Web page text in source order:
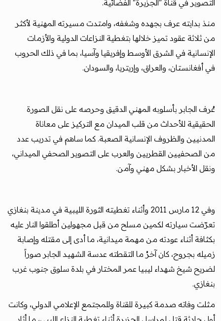
التصوير في قناة "الجزيرة" الفضائية.
منذ بدايته عرف بجهده وشغفه، وامتدت مسيرته المهنية لأكثر
من ثلاثة عقود تميز خلالها بتغطية النزاعات الدولية والأزمات
الإنسانية في الشرق الأوسط وإفريقيا وآسيا، بما في ذلك الحروب
في أفغانستان، والعراق، وإريتريا، والسودان.
عُرف الجابر بأسلوبه المهني الدقيق وحرصه على نقل الصورة
الحقيقية للأحداث من قلب الميدان مع التركيز على معاناة
المدنيين والظروف الإنسانية الصعبة. كما ساهم في تدريب عدد
من الصحفيين القطريين والعرب على التصوير الصحفي الميداني،
ونقل الأخبار بشكل مهني وآمن.
وفي 12 مارس 2011 وأثناء تغطيته الثورة الليبية في مدينة بنغازي
تعرّضت سيارته لكمين مسلح من قبل مجهولين أطلقوا النار عليه
بكثافة أثناء عودته من مهمة ميدانية، ما أدى إلى مقتله وإصابة
زميله بجروح، كان آخرُ ما التقطته عدسة الشهيد الجابر صوراً
لضريح شيخ شهداء ليبيا عمر المختار في بلدة سلوق جنوب غرب
بنغازي.
مثلت وفاته صدمة كبيرة للقناة وللمجتمع الإعلامي الدولي، وكانت
أول حادثة قتل لمراسل الجزيرة أثناء تغطية النزاع الليبي، ما أثار